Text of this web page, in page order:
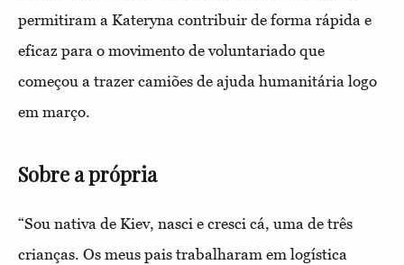
permitiram a Kateryna contribuir de forma rápida e
eficaz para o movimento de voluntariado que
começou a trazer camiões de ajuda humanitária logo
em março.
Sobre a própria
“Sou nativa de Kiev, nasci e cresci cá, uma de três
crianças. Os meus pais trabalharam em logística